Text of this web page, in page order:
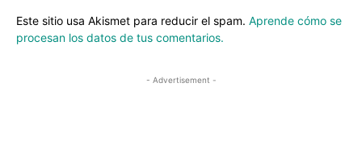
Este sitio usa Akismet para reducir el spam. Aprende cómo se
procesan los datos de tus comentarios.
- Advertisement -